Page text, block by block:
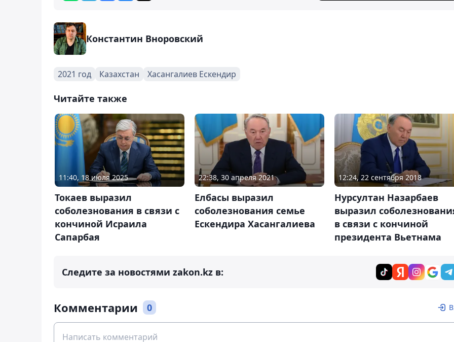
Константин Вноровский
2021 год Казахстан Хасангалиев Ескендир
Читайте также
11:40, 18 июля 2025
Токаев выразил
соболезнования в связи с
кончиной Исраила
Сапарбая
22:38, 30 апреля 2021
Елбасы выразил
соболезнования семье
Ескендира Хасангалиева
12:24, 22 сентября 2018
Нурсултан Назарбаев
выразил
в связи с кончиной
президента Вьетнама
Следите за новостями zakon.kz в:
Комментарии 0